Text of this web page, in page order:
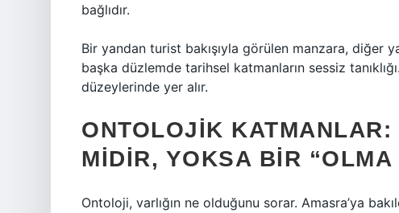
bağlıdır.
Bir yandan turist bakışıyla görülen manzara, diğer
başka düzlemde tarihsel katmanların sessiz
düzeylerinde yer alır.
ONTOLOJIK KATMANLAR:
MIDIR, YOKSA BIR
Ontoloji, varlığın ne olduğunu sorar. Amasra’ya